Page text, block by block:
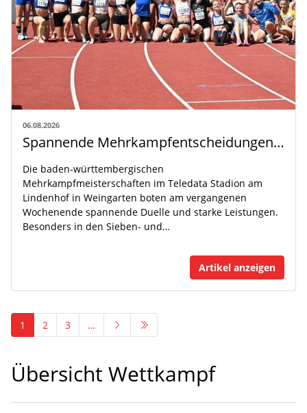
06.08.2026
Spannende Mehrkampfentscheidungen in Weingarten
Die baden-württembergischen
Mehrkampfmeisterschaften im Teledata Stadion am
Lindenhof in Weingarten boten am vergangenen
Wochenende spannende Duelle und starke Leistungen.
Besonders in den Sieben- und…
Artikel anzeigen
1 2 3 …
Übersicht Wettkampf